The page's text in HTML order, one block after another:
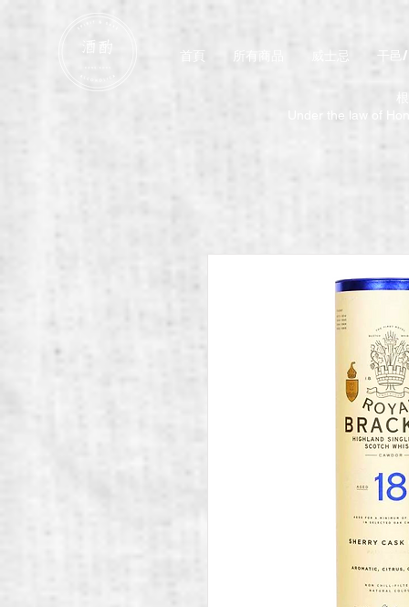
首頁 威士忌 干
Under the law of